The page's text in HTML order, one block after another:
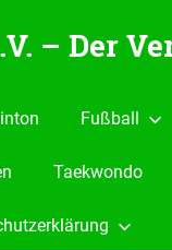
– Der
Fußball
Taekwondo